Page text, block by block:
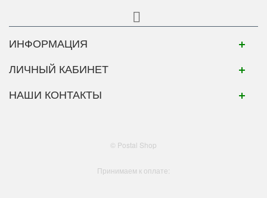
ИНФОРМАЦИЯ
ЛИЧНЫЙ КАБИНЕТ
НАШИ КОНТАКТЫ
© Postal Shop
Принимаем к оплате: